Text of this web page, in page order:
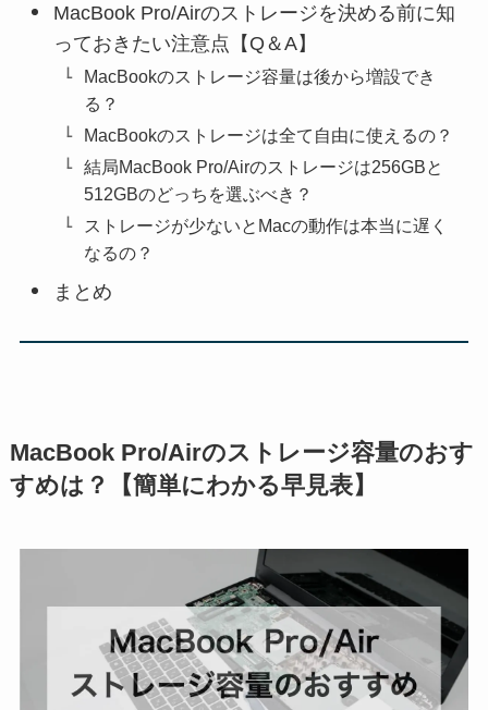
MacBook Pro/Airのストレージを決める前に知
っておきたい注意点【Q＆A】
MacBookのストレージ容量は後から増設でき
る？
MacBookのストレージは全て自由に使えるの？
結局MacBook Pro/Airのストレージは256GBと
512GBのどっちを選ぶべき？
ストレージが少ないとMacの動作は本当に遅く
なるの？
まとめ
MacBook Pro/Airのストレージ容量のおす
すめは？【簡単にわかる早見表】